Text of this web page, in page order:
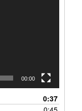
00:00
0:37